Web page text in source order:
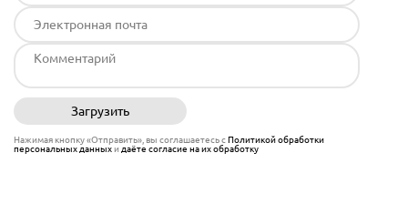
Загрузить
Нажимая кнопку «Отправить», вы соглашаетесь сПолитикой обработки
персональных данныхи даёте согласие на их обработку